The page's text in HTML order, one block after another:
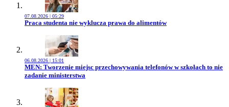
07.08.2026 | 05:29
Przejdź do artykułu:
Praca studenta nie wyklucza prawa do alimentów
06.08.2026 | 15:01
Przejdź do artykułu:
MEN: Tworzenie miejsc przechowywania telefonów w szkołach to nie
zadanie ministerstwa